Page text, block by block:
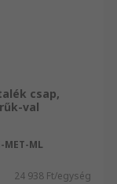
csap,
val
MET-ML
24 938 Ft/egység